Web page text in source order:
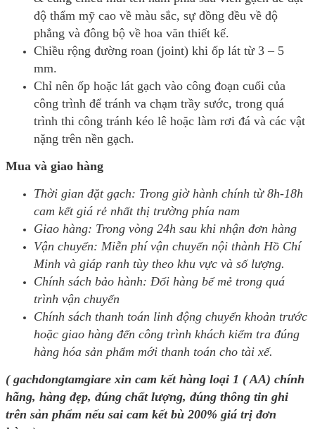
độ thẩm mỹ cao về màu sắc, sự đồng đều về độ
phẳng và đông bộ về hoa văn thiết kế.
Chiều rộng đường roan (joint) khi ốp lát từ 3 – 5
mm.
Chỉ nên ốp hoặc lát gạch vào công đoạn cuối của
công trình để tránh va chạm trầy sước, trong quá
trình thi công tránh kéo lê hoặc làm rơi đá và các vật
nặng trên nền gạch.
Mua và giao hàng
Thời gian đặt gạch: Trong giờ hành chính từ 8h-18h
cam kết giá rẻ nhất thị trường phía nam
Giao hàng: Trong vòng 24h sau khi nhận đơn hàng
Vận chuyển: Miễn phí vận chuyển nội thành Hồ Chí
Minh và giáp ranh tùy theo khu vực và số lượng.
Chính sách bảo hành: Đổi hàng bể mẻ trong quá
trình vận chuyển
Chính sách thanh toán linh động chuyển khoản trước
hoặc giao hàng đến công trình khách kiểm tra đúng
hàng hóa sản phẩm mới thanh toán cho tài xế.
( gachdongtamgiare xin cam kết hàng loại 1 ( AA) chính
hãng, hàng đẹp, đúng chất lượng, đúng thông tin ghi
trên sản phẩm nếu sai cam kết bù 200% giá trị đơn